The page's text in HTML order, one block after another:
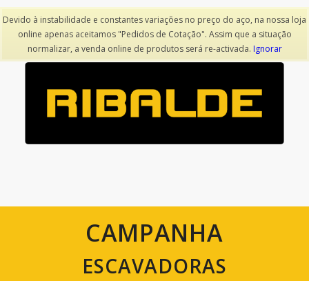
Devido à instabilidade e constantes variações no preço do aço, na nossa loja
online apenas aceitamos "Pedidos de Cotação". Assim que a situação
normalizar, a venda online de produtos será re-activada. Ignorar
CAMPANHA
ESCAVADORAS